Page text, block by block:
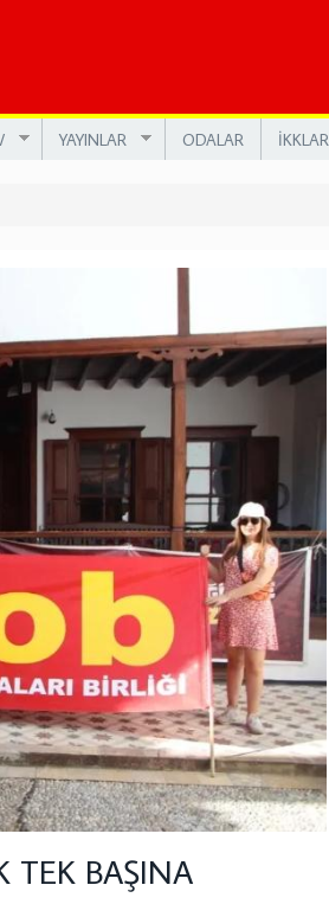
YAYINLAR ODALAR İKKLAR
TEK BAŞINA